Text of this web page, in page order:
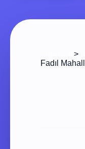
>
Fadıl